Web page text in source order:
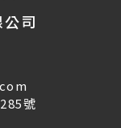
司
號